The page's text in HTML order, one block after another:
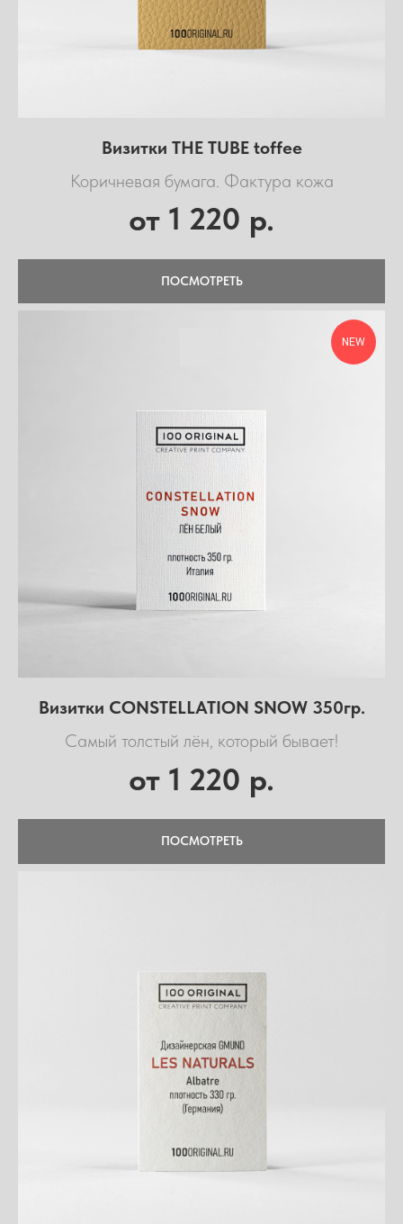
Визитки THE TUBE toffee
Коричневая бумага. Фактура кожа
от 1 220 р.
ПОСМОТРЕТЬ
NEW
Визитки CONSTELLATION SNOW 350гр.
Самый толстый лён, который бывает!
от 1 220 р.
ПОСМОТРЕТЬ